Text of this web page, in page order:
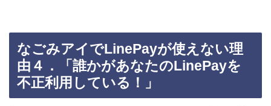
なごみアイでLinePayが使えない理
由４．「誰かがあなたのLinePayを
不正利用している！」